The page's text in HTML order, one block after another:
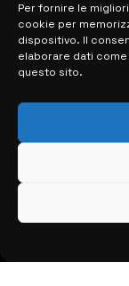
Per fornire le
cookie per
dispositivo. Il
elaborare dati
questo sito.
MAPPA DEL
> NOTIZIE